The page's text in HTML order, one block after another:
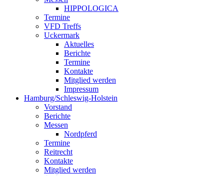
HIPPOLOGICA
Termine
VFD Treffs
Uckermark
Aktuelles
Berichte
Termine
Kontakte
Mitglied werden
Impressum
Hamburg/Schleswig-Holstein
Vorstand
Berichte
Messen
Nordpferd
Termine
Reitrecht
Kontakte
Mitglied werden